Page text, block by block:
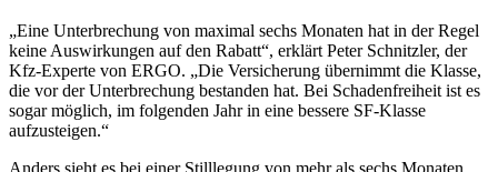
„Eine Unterbrechung von maximal sechs Monaten hat in der Regel
keine Auswirkungen auf den Rabatt“, erklärt Peter Schnitzler, der
Kfz-Experte von ERGO. „Die Versicherung übernimmt die Klasse,
die vor der Unterbrechung bestanden hat. Bei Schadenfreiheit ist es
sogar möglich, im folgenden Jahr in eine bessere SF-Klasse
aufzusteigen.“
Anders sieht es bei einer Stilllegung von mehr als sechs Monaten